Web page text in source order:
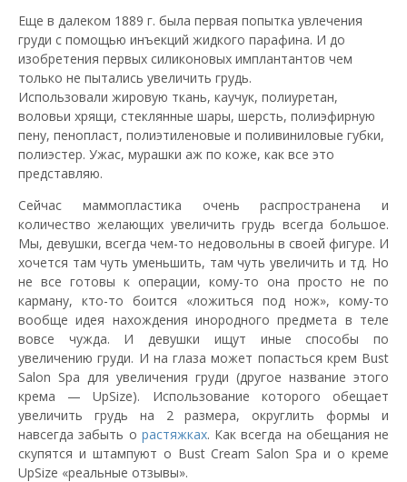
Еще в далеком 1889 г. была первая попытка увлечения
груди с помощью инъекций жидкого парафина. И до
изобретения первых силиконовых имплантантов чем
только не пытались увеличить грудь.
Использовали жировую ткань, каучук, полиуретан,
воловьи хрящи, стеклянные шары, шерсть, полиэфирную
пену, пенопласт, полиэтиленовые и поливиниловые губки,
полиэстер. Ужас, мурашки аж по коже, как все это
представляю.
Сейчас маммопластика очень распространена и
количество желающих увеличить грудь всегда большое.
Мы, девушки, всегда чем-то недовольны в своей фигуре. И
хочется там чуть уменьшить, там чуть увеличить и тд. Но
не все готовы к операции, кому-то она просто не по
карману, кто-то боится «ложиться под нож», кому-то
вообще идея нахождения инородного предмета в теле
вовсе чужда. И девушки ищут иные способы по
увеличению груди. И на глаза может попасться крем Bust
Salon Spa для увеличения груди (другое название этого
крема — UpSize). Использование которого обещает
увеличить грудь на 2 размера, округлить формы и
навсегда забыть о растяжках. Как всегда на обещания не
скупятся и штампуют о Bust Cream Salon Spa и о креме
UpSize «реальные отзывы».